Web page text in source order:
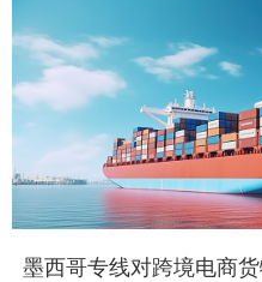
墨西哥专线对跨境电商